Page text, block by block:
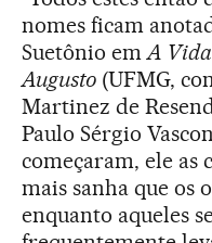
nomes ficam
Suetônio em A
Augusto(UFMG,
Martinez de
Paulo Sérgio
começaram, ele as
mais sanha que os
enquanto aqueles